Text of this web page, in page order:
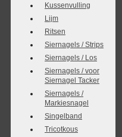
Kussenvulling
Lijm
Ritsen
Siernagels / Strips
Siernagels / Los
Siernagels / voor
Siernagel Tacker
Siernagels /
Markiesnagel
Singelband
Tricotkous